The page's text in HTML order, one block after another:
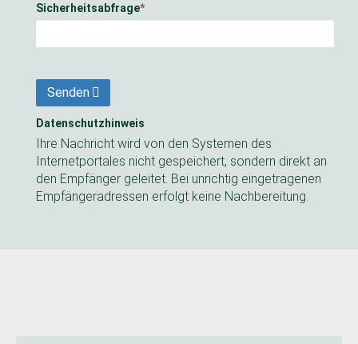
Sicherheitsabfrage*
Senden
Datenschutzhinweis
Ihre Nachricht wird von den Systemen des
Internetportales nicht gespeichert, sondern direkt an
den Empfänger geleitet. Bei unrichtig eingetragenen
Empfängeradressen erfolgt keine Nachbereitung.